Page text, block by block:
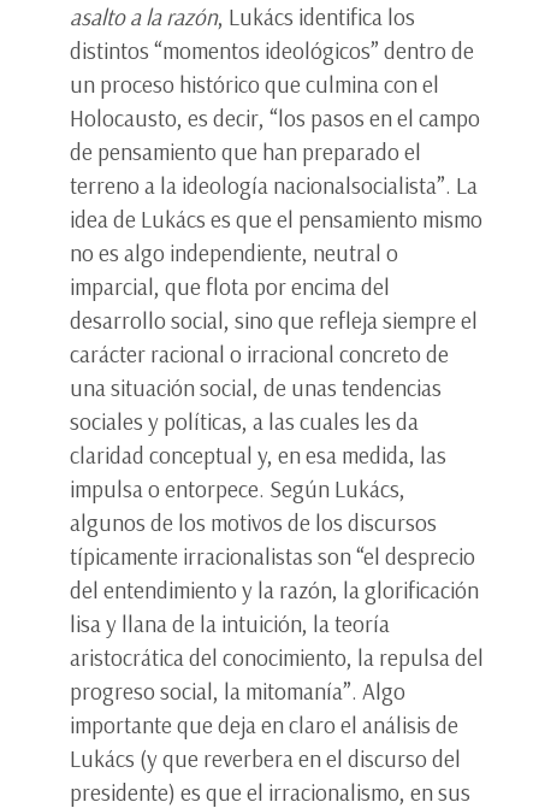
asalto a la razón, Lukács identifica los
distintos “momentos ideológicos” dentro de
un proceso histórico que culmina con el
Holocausto, es decir, “los pasos en el campo
de pensamiento que han preparado el
terreno a la ideología nacionalsocialista”. La
idea de Lukács es que el pensamiento mismo
no es algo independiente, neutral o
imparcial, que flota por encima del
desarrollo social, sino que refleja siempre el
carácter racional o irracional concreto de
una situación social, de unas tendencias
sociales y políticas, a las cuales les da
claridad conceptual y, en esa medida, las
impulsa o entorpece. Según Lukács,
algunos de los motivos de los discursos
típicamente irracionalistas son “el desprecio
del entendimiento y la razón, la glorificación
lisa y llana de la intuición, la teoría
aristocrática del conocimiento, la repulsa del
progreso social, la mitomanía”. Algo
importante que deja en claro el análisis de
Lukács (y que reverbera en el discurso del
presidente) es que el irracionalismo, en sus